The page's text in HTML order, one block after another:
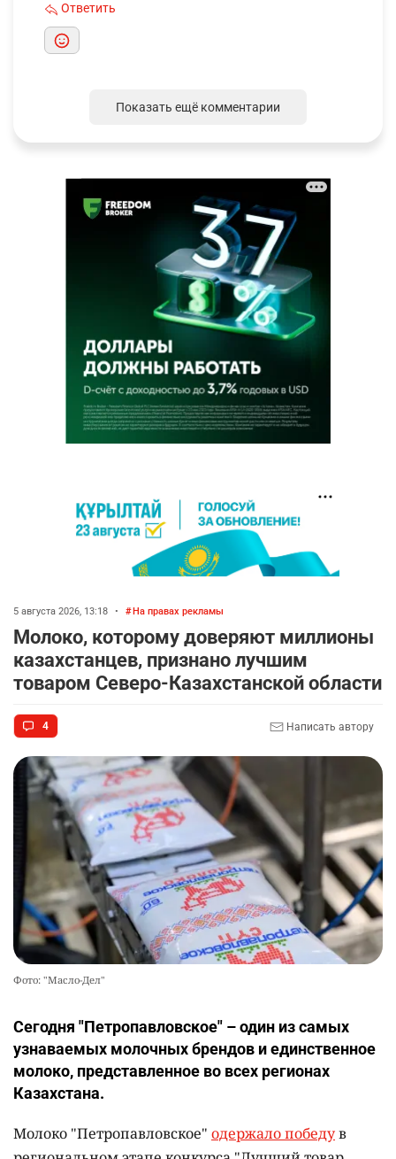
Ответить
Показать ещё комментарии
5 августа 2026, 13:18 • На правах рекламы
Молоко, которому доверяют миллионы
казахстанцев, признано лучшим
товаром Северо-Казахстанской области
4 Написать автору
Фото: "Масло-Дел"
Сегодня "Петропавловское" – один из самых
узнаваемых молочных брендов и единственное
молоко, представленное во всех регионах
Казахстана.
Молоко "Петропавловское" одержало победув